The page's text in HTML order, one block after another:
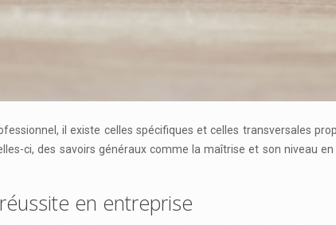
ci, des savoirs généraux comme la maîtrise et son niveau
en entreprise